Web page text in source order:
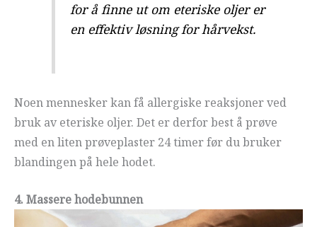
for å finne ut om eteriske oljer er
en effektiv løsning for hårvekst.
Noen mennesker kan få allergiske reaksjoner ved
bruk av eteriske oljer. Det er derfor best å prøve
med en liten prøveplaster 24 timer før du bruker
blandingen på hele hodet.
4. Massere hodebunnen